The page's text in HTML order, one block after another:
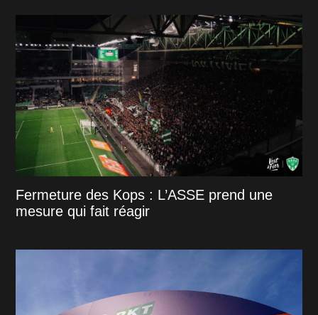
Fermeture des Kops : L’ASSE prend une
mesure qui fait réagir